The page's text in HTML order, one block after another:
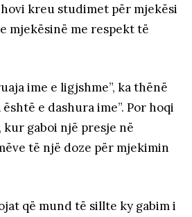
kreu studimet për mjekësi
mjekësinë me respekt të
ime e ligjshme”, ka thënë
e dashura ime”. Por hoqi
kur gaboi një presje në
të një doze për mjekimin
që mund të sillte ky gabim i